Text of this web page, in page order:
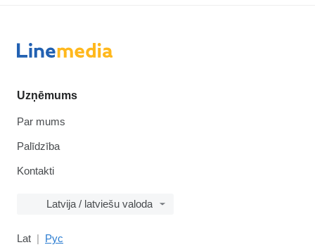
Uzņēmums
Par mums
Palīdzība
Kontakti
Latvija / latviešu valoda
Lat Рус